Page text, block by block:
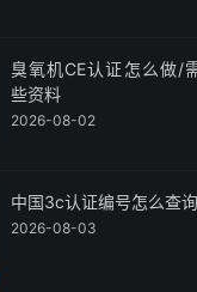
臭氧机CE认证怎么做/
些资料
2026-08-02
中国3c认证编号怎么查询
2026-08-03